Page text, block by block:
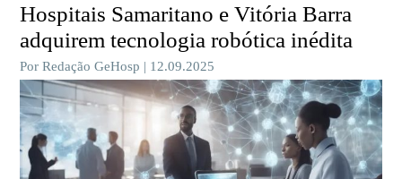
Hospitais Samaritano e Vitória Barra
adquirem tecnologia robótica inédita
Por Redação GeHosp | 12.09.2025